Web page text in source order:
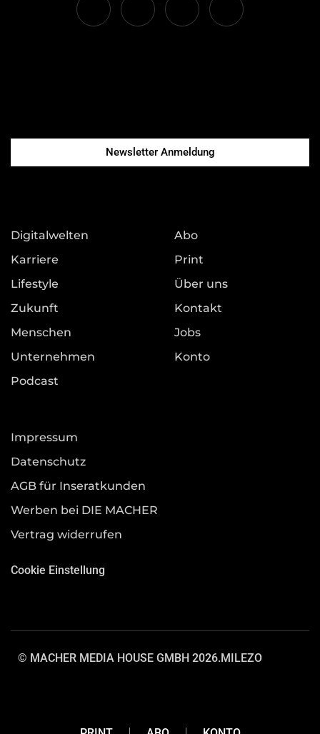
Newsletter Anmeldung
Digitalwelten
Karriere
Lifestyle
Zukunft
Menschen
Unternehmen
Podcast
Abo
Print
Über uns
Kontakt
Jobs
Konto
Impressum
Datenschutz
AGB für Inseratkunden
Werben bei DIE MACHER
Vertrag widerrufen
Cookie Einstellung
© MACHER MEDIA HOUSE GMBH 2026.MILEZO